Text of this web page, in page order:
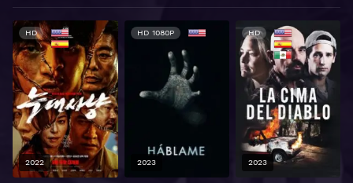
HD
2022
HD 1080P
2023
HD
2023